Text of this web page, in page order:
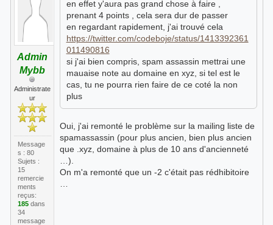
Admin
Mybb
Administrate
ur
Message
s : 80
Sujets :
15
remercie
ments
reçus:
185dans
34
message
en effet y'aura pas grand chose à faire ,
prenant 4 points , cela sera dur de passer
en regardant rapidement, j'ai trouvé cela
https://twitter.com/codeboje/status/1413392361
011490816
si j'ai bien compris, spam assassin mettrai une
mauaise note au domaine en xyz, si tel est le
cas, tu ne pourra rien faire de ce coté la non
plus
Oui, j'ai remonté le problème sur la mailing liste de
spamassassin (pour plus ancien, bien plus ancien
que .xyz, domaine à plus de 10 ans d'ancienneté
…).
On m'a remonté que un -2 c'était pas rédhibitoire